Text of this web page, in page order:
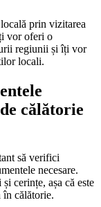
prin vizitarea
vor oferi o
regiunii și îți vor
locali.
călătorie
să verifici
necesare.
cerințe, așa că este
în călătorie.